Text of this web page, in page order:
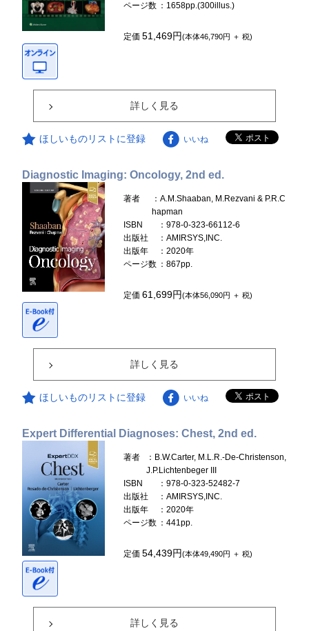
ページ数 ：1658pp.(300illus.)
定価51,469円(本体46,790円 ＋ 税)
詳しく見る
ほしいものリストに登録 いいね
Diagnostic Imaging: Oncology, 2nd ed.
著者
：A.M.Shaaban, M.Rezvani & P.R.C
hapman
ISBN
：978-0-323-66112-6
出版社
：AMIRSYS,INC.
出版年
：2020年
ページ数 ：867pp.
定価61,699円(本体56,090円 ＋ 税)
詳しく見る
ほしいものリストに登録 いいね
Expert Differential Diagnoses: Chest, 2nd ed.
著者
：B.W.Carter, M.L.R.-De-Christenson,
J.P.Lichtenbeger III
ISBN
：978-0-323-52482-7
出版社
：AMIRSYS,INC.
出版年
：2020年
ページ数 ：441pp.
定価54,439円(本体49,490円 ＋ 税)
詳しく見る